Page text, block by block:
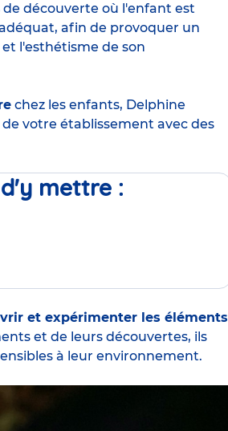
découverte où l'enfant est
, afin de provoquer un
l'esthétisme de son
chez les enfants, Delphine
votre établissement avec des
mettre :
et expérimenter les éléments
et de leurs découvertes, ils
à leur environnement.